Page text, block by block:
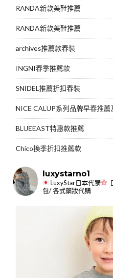
RANDA新款美鞋推薦
RANDA新款美鞋推薦
archives推薦款春裝
INGNI春季推薦款
SNIDEL推薦折扣春裝
NICE CALUP系列品牌早春推薦
BLUEEAST特惠款推薦
Chico換季折扣推薦款
luxystarno1
LuxyStar日本代購
包/ 各式藥妝代購